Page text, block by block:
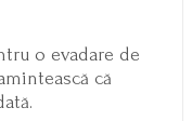
o evadare de
că